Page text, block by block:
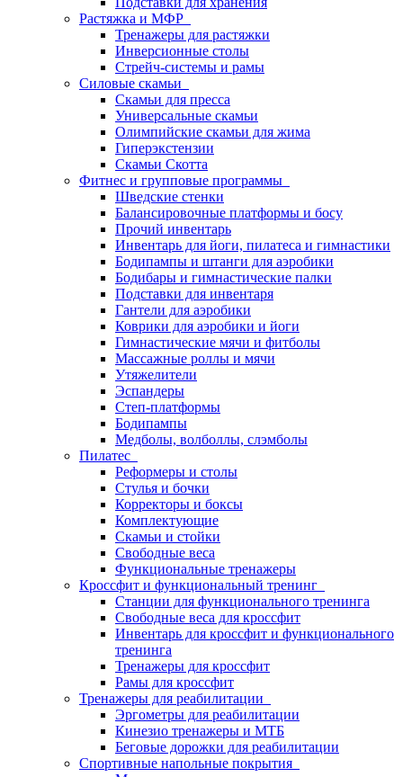
Растяжка и МФР
Тренажеры для растяжки
Инверсионные столы
Стрейч-системы и рамы
Силовые скамьи
Скамьи для пресса
Универсальные скамьи
Олимпийские скамьи для жима
Гиперэкстензии
Скамьи Скотта
Фитнес и групповые программы
Шведские стенки
Балансировочные платформы и босу
Прочий инвентарь
Инвентарь для йоги, пилатеса и гимнастики
Бодипампы и штанги для аэробики
Бодибары и гимнастические палки
Подставки для инвентаря
Гантели для аэробики
Коврики для аэробики и йоги
Гимнастические мячи и фитболы
Массажные роллы и мячи
Утяжелители
Эспандеры
Степ-платформы
Бодипампы
Медболы, волболлы, слэмболы
Пилатес
Реформеры и столы
Стулья и бочки
Корректоры и боксы
Комплектующие
Скамьи и стойки
Свободные веса
Функциональные тренажеры
Кроссфит и функциональный тренинг
Станции для функционального тренинга
Свободные веса для кроссфит
Инвентарь для кроссфит и функционального
тренинга
Тренажеры для кроссфит
Рамы для кроссфит
Тренажеры для реабилитации
Эргометры для реабилитации
Кинезио тренажеры и МТБ
Беговые дорожки для реабилитации
Спортивные напольные покрытия